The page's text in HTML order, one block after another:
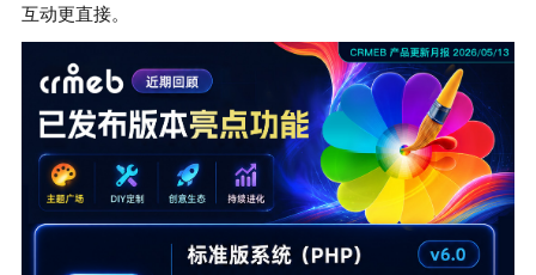
互动更直接。